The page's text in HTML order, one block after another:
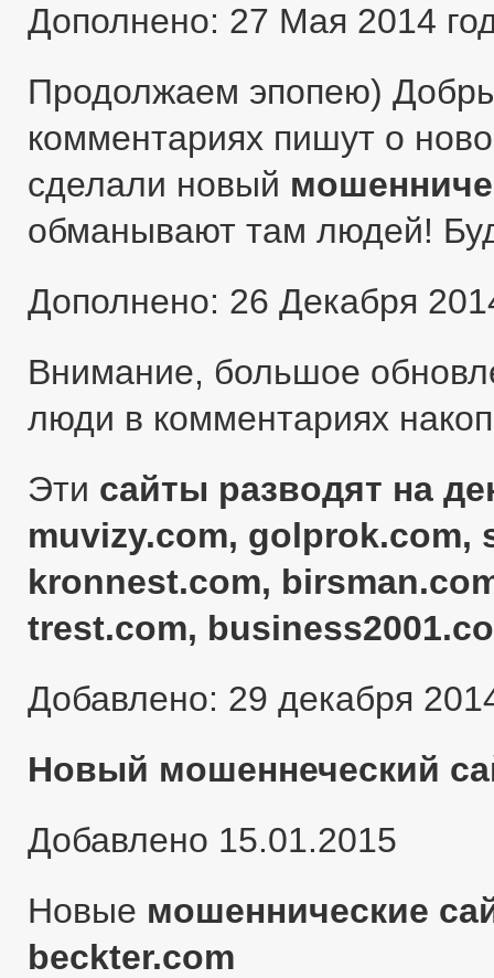
Дополнено: 27 Мая 2014
Продолжаем эпопею)
комментариях пишут о
сделали новый
обманывают там людей!
Дополнено: 26 Декабря
Внимание, большое
люди в комментариях
Эти сайты разводят на
muvizy.com, golprok.com,
kronnest.com,
trest.com,
Добавлено: 29 декабря
Новый мошеннеческий
Добавлено 15.01.2015
Новые мошеннические
beckter.com